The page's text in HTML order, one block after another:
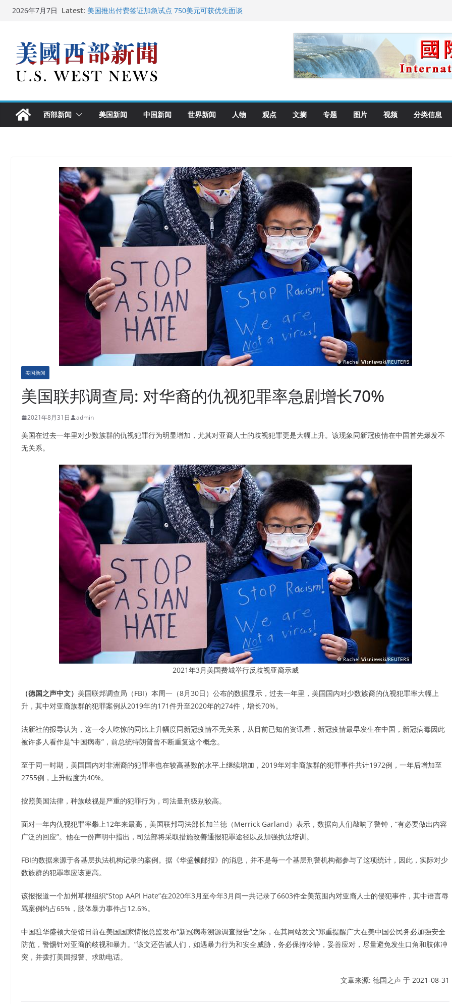
Skip2026年7月7日 Latest:
广州市沉香协会会长周天明：让沉香有序走向世界
美国推出付费签证加急试点 750美元可获优先面谈
中国驻美国大使谢锋邀请美国老教师罗纳德·萨科尔斯基再次访华
西部新闻 美国新闻 中国新闻 世界新闻 人物 观点 文摘 专题 图片 视频 分类信息
美国新闻
美国联邦调查局: 对华裔的仇视犯罪率急剧增长70%
2021年8月31日 admin
美国在过去一年里对少数族群的仇视犯罪行为明显增加，尤其对亚裔人士的歧视犯罪更是大幅上升。该现象同新冠疫情在中国首先爆发不
无关系。
2021年3月美国费城举行反歧视亚裔示威
（德国之声中文） 美国联邦调查局（FBI）本周一（8月30日）公布的数据显示，过去一年里，美国国内对少数族裔的仇视犯罪率大幅上
升，其中对亚裔族群的犯罪案例从2019年的171件升至2020年的274件，增长70%。
法新社的报导认为，这一令人吃惊的同比上升幅度同新冠疫情不无关系，从目前已知的资讯看，新冠疫情最早发生在中国，新冠病毒因此
被许多人看作是“中国病毒”，前总统特朗普曾不断重复这个概念。
至于同一时期，美国国内对非洲裔的犯罪率也在较高基数的水平上继续增加，2019年对非裔族群的犯罪事件共计1972例，一年后增加至
2755例，上升幅度为40%。
按照美国法律，种族歧视是严重的犯罪行为，司法量刑级别较高。
面对一年内仇视犯罪率攀上12年来最高，美国联邦司法部长加兰德（Merrick Garland）表示，数据向人们敲响了警钟，“有必要做出内容
广泛的回应”。他在一份声明中指出，司法部将采取措施改善通报犯罪途径以及加强执法培训。
FBI的数据来源于各基层执法机构记录的案例。据《华盛顿邮报》的消息，并不是每一个基层刑警机构都参与了这项统计，因此，实际对少
数族群的犯罪率应该更高。
该报报道一个加州草根组织“Stop AAPI Hate”在2020年3月至今年3月间一共记录了6603件全美范围内对亚裔人士的侵犯事件，其中语言辱
骂案例约占65%，肢体暴力事件占12.6%。
中国驻华盛顿大使馆日前在美国国家情报总监发布“新冠病毒溯源调查报告”之际，在其网站发文“郑重提醒广大在美中国公民务必加强安全
防范，警惕针对亚裔的歧视和暴力。”该文还告诫人们，如遇暴力行为和安全威胁，务必保持冷静，妥善应对，尽量避免发生口角和肢体冲
突，并拨打美国报警、求助电话。
文章来源: 德国之声 于 2021-08-31